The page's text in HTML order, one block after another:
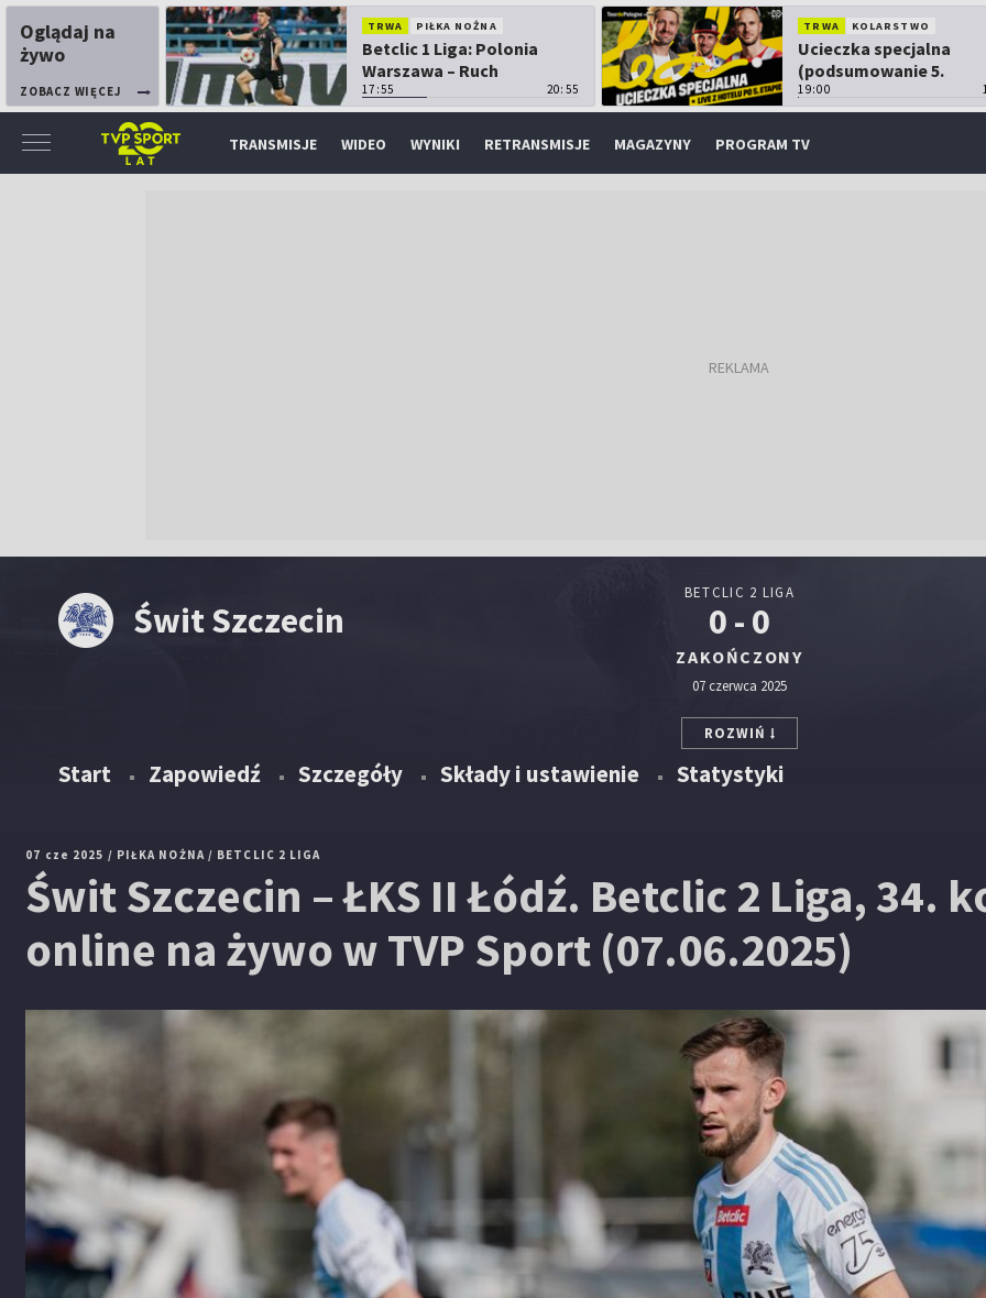
Oglądaj na
żywo
ZOBACZ WIĘCEJ
TRWA PIŁKA NOŻNA
Betclic 1 Liga: Polonia
Warszawa – Ruch
Chorzów
17:55 20:55
TRWA KOLARSTWO
Ucieczka specjalna
(podsumowanie 5.
etapu TdP)
19:00
TRANSMISJE WIDEO WYNIKI RETRANSMISJE MAGAZYNY PROGRAM TV
Świt Szczecin
BETCLIC 2 LIGA
0 - 0
ZAKOŃCZONY
07 czerwca 2025
ROZWIŃ
Start Zapowiedź Szczegóły Składy i ustawienie Statystyki
07 cze 2025 / PIŁKA NOŻNA/ BETCLIC 2 LIGA
Świt Szczecin – ŁKS II Łódź. Betclic 2 Liga, 34.
online na żywo w TVP Sport (07.06.2025)